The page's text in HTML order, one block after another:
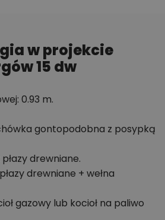
w projekcie
15 dw
0.93 m.
gontopodobna z posypką
drewniane.
drewniane + wełna
gazowy lub kocioł na paliwo